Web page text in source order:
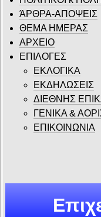
ΆΡΘΡΑ-ΑΠΟΨΕΙΣ
ΘΕΜΑ ΗΜΕΡΑΣ
ΑΡΧΕΙΟ
ΕΠΙΛΟΓΕΣ
ΕΚΛΟΓΙΚΑ
ΕΚΔΗΛΩΣΕΙΣ
ΔΙΕΘΝΗΣ
ΓΕΝΙΚΑ &
ΕΠΙΚΟΙΝΩΝΙΑ